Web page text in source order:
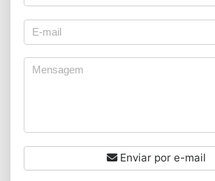
Enviar por e-mail